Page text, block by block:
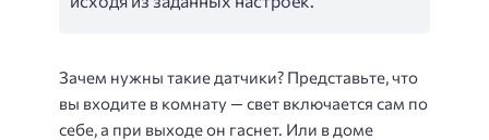
Зачем нужны такие датчики? Представьте, что
вы входите в комнату — свет включается сам по
себе, а при выходе он гаснет. Или в доме